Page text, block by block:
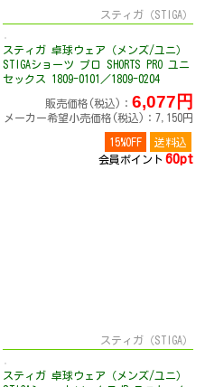
スティガ（STIGA）
スティガ 卓球ウェア（メンズ/ユニ）
STIGAショーツ プロ SHORTS PRO ユニ
セックス 1809-0101／1809-0204
販売価格(税込)： 6,077円
メーカー希望小売価格(税込)：7,150円
15%OFF
送料込
会員ポイント 60pt
スティガ（STIGA）
スティガ 卓球ウェア（メンズ/ユニ）